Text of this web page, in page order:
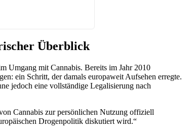
Überblick
Umgang mit Cannabis. Bereits im Jahr 2010
ein Schritt, der damals europaweit Aufsehen erregte.
jedoch eine vollständige Legalisierung nach
Cannabis zur persönlichen Nutzung offiziell
Drogenpolitik diskutiert wird.“